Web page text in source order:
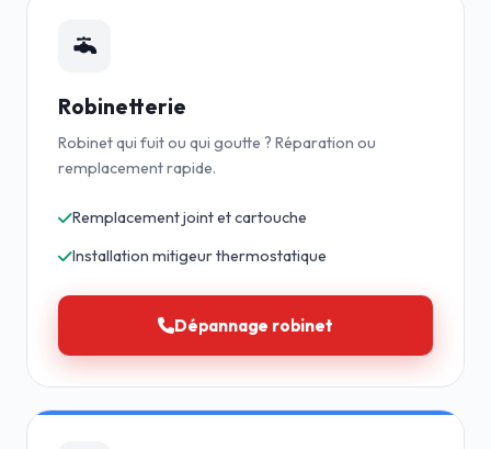
Robinetterie
Robinet qui fuit ou qui goutte ? Réparation ou
remplacement rapide.
Remplacement joint et cartouche
Installation mitigeur thermostatique
Dépannage robinet